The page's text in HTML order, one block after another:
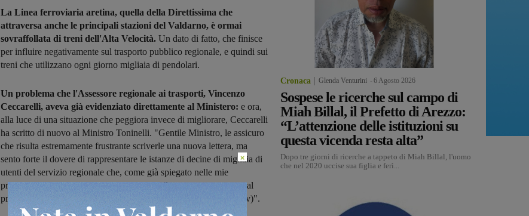
La Linea ferroviaria aretina, quella della Direttissima che
attraversa anche le principali stazioni del Valdarno, è ormai
sovraffollata di treni dell'Alta Velocità. Un dato di fatto, che finisce
per influire negativamente sul trasporto pubblico regionale, e quindi sui
treni che utilizzano ogni giorno migliaia di pendolari.
Un problema che l'Assessore regionale ai trasporti, Vincenzo
Ceccarelli, aveva già evidenziato direttamente al Ministero: e ora,
alla luce di una situazione che peggiora invece di migliorare, Ceccarelli
ha scritto di nuovo al Ministro Toninelli. "Gentile Ministro, le assicuro
che risulta estremamente frustrante scriverle una nuova lettera, ma
sento forte il dovere di rappresentare le istanze di decine di migliaia di
utenti del servizio regionale che, come già spiegato nelle mie
precedenti comunicazioni, stanno pagando il prezzo conseguente al
proliferare senza soluzione di continuità di servizi alta velocità (Av)".
Cronaca Glenda Venturini 6 Agosto 2026
Sospese le ricerche sul campo di
Miah Billal, il Prefetto di Arezzo:
“L’attenzione delle istituzioni su
questa vicenda resta alta”
Dopo tre giorni di ricerche a tappeto di Miah Billal, l'uomo
che nel 2020 uccise sua figlia e ferì...
×